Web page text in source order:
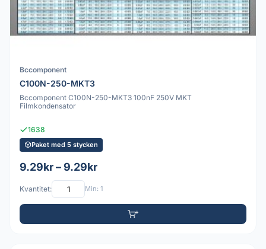
Bccomponent
C100N-250-MKT3
Bccomponent C100N-250-MKT3 100nF 250V MKT
Filmkondensator
1638
Paket med 5 stycken
9.29kr – 9.29kr
Kvantitet: Min: 1